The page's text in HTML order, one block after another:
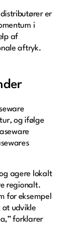
distributører er
i
af
aftryk.
og ifølge
agere lokalt
regionalt.
for eksempel
at udvikle
forklarer